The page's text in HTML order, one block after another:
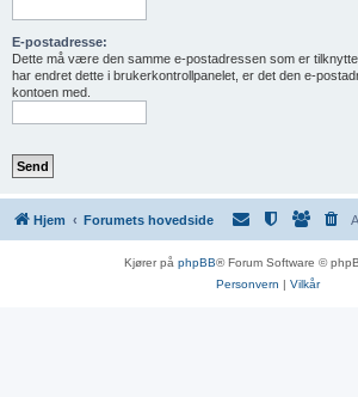
E-postadresse:
Dette må være den samme e-postadressen som er
har endret dette i brukerkontrollpanelet, er det den e-
kontoen med.
Hjem Forumets hovedside
Kjører på phpBB® Forum Software ©
Personvern | Vilkår